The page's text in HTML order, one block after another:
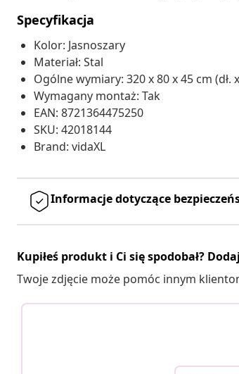
Specyfikacja
Kolor: Jasnoszary
Materiał: Stal
Ogólne wymiary: 320 x 80 x 45 cm (dł.
Wymagany montaż: Tak
EAN: 8721364475250
SKU: 42018144
Brand: vidaXL
Informacje dotyczące
Kupiłeś produkt i Ci się spodobał?
Twoje zdjęcie może pomóc innym